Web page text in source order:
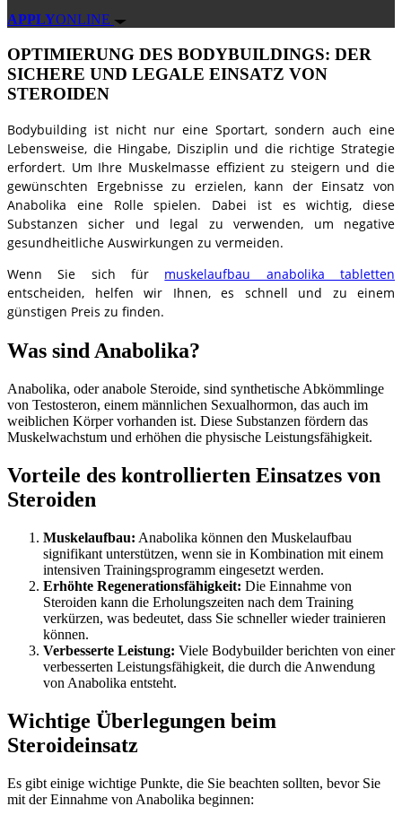
APPLYONLINE
OPTIMIERUNG DES BODYBUILDINGS: DER
SICHERE UND LEGALE EINSATZ VON
STEROIDEN
Bodybuilding ist nicht nur eine Sportart, sondern auch eine
Lebensweise, die Hingabe, Disziplin und die richtige Strategie
erfordert. Um Ihre Muskelmasse effizient zu steigern und die
gewünschten Ergebnisse zu erzielen, kann der Einsatz von
Anabolika eine Rolle spielen. Dabei ist es wichtig, diese
Substanzen sicher und legal zu verwenden, um negative
gesundheitliche Auswirkungen zu vermeiden.
Wenn Sie sich für muskelaufbau anabolika tabletten
entscheiden, helfen wir Ihnen, es schnell und zu einem
günstigen Preis zu finden.
Was sind Anabolika?
Anabolika, oder anabole Steroide, sind synthetische Abkömmlinge
von Testosteron, einem männlichen Sexualhormon, das auch im
weiblichen Körper vorhanden ist. Diese Substanzen fördern das
Muskelwachstum und erhöhen die physische Leistungsfähigkeit.
Vorteile des kontrollierten Einsatzes von
Steroiden
Muskelaufbau: Anabolika können den Muskelaufbau
signifikant unterstützen, wenn sie in Kombination mit einem
intensiven Trainingsprogramm eingesetzt werden.
Erhöhte Regenerationsfähigkeit: Die Einnahme von
Steroiden kann die Erholungszeiten nach dem Training
verkürzen, was bedeutet, dass Sie schneller wieder trainieren
können.
Verbesserte Leistung: Viele Bodybuilder berichten von einer
verbesserten Leistungsfähigkeit, die durch die Anwendung
von Anabolika entsteht.
Wichtige Überlegungen beim
Steroideinsatz
Es gibt einige wichtige Punkte, die Sie beachten sollten, bevor Sie
mit der Einnahme von Anabolika beginnen: